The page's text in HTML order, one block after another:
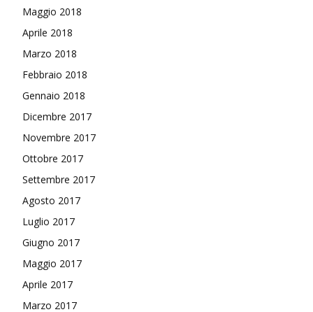
Maggio 2018
Aprile 2018
Marzo 2018
Febbraio 2018
Gennaio 2018
Dicembre 2017
Novembre 2017
Ottobre 2017
Settembre 2017
Agosto 2017
Luglio 2017
Giugno 2017
Maggio 2017
Aprile 2017
Marzo 2017